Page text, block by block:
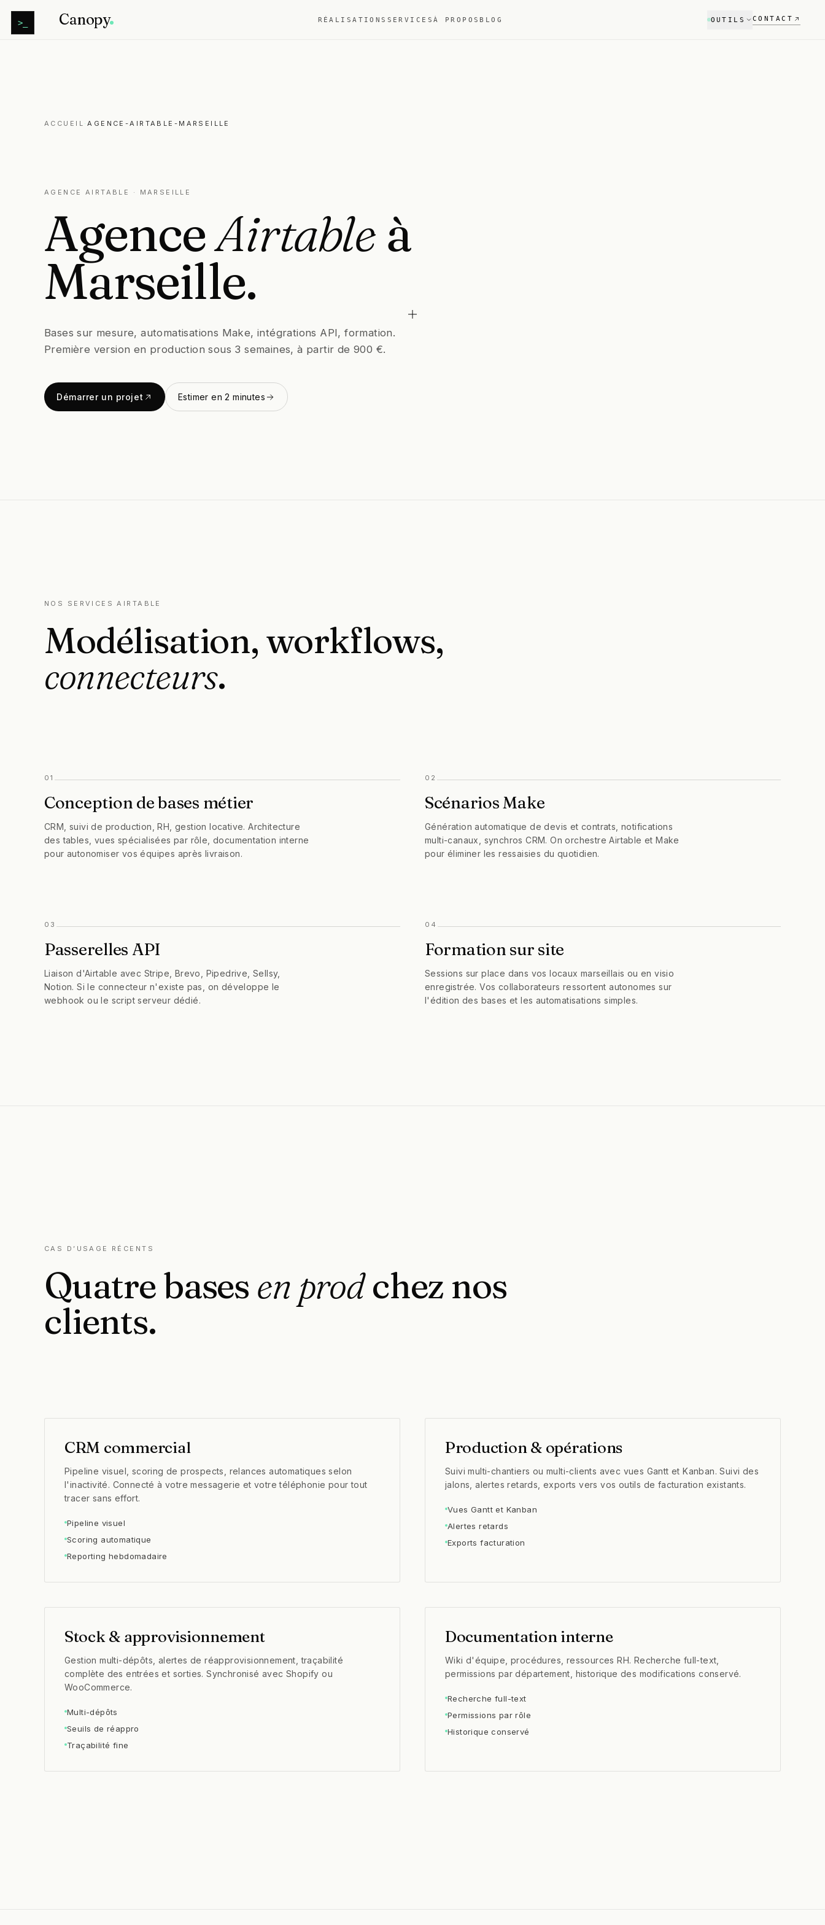
>_ Canopy RÉALISATIONS SERVICES À PROPOS BLOG OUTILS CONTACT
ACCUEIL ·AGENCE-AIRTABLE-MARSEILLE
AGENCE AIRTABLE · MARSEILLE
AgenceAirtable à
Marseille.
Bases sur mesure, automatisations Make, intégrations API, formation.
Première version en production sous 3 semaines, à partir de 900 €.
Démarrer un projet Estimer en 2 minutes
NOS SERVICES AIRTABLE
Modélisation,workflows,
connecteurs.
01
Conception de bases métier
CRM, suivi de production, RH, gestion locative. Architecture
des tables, vues spécialisées par rôle, documentation interne
pour autonomiser vos équipes après livraison.
02
Scénarios Make
Génération automatique de devis et contrats, notifications
multi-canaux, synchros CRM. On orchestre Airtable et Make
pour éliminer les ressaisies du quotidien.
03
Passerelles API
Liaison d'Airtable avec Stripe, Brevo, Pipedrive, Sellsy,
Notion. Si le connecteur n'existe pas, on développe le
webhook ou le script serveur dédié.
04
Formation sur site
Sessions sur place dans vos locaux marseillais ou en visio
enregistrée. Vos collaborateurs ressortent autonomes sur
l'édition des bases et les automatisations simples.
CAS D’USAGE RÉCENTS
Quatrebases en prodchez nos
clients.
CRM commercial
Pipeline visuel, scoring de prospects, relances automatiques selon
l'inactivité. Connecté à votre messagerie et votre téléphonie pour tout
tracer sans effort.
Pipeline visuel
Scoring automatique
Reporting hebdomadaire
Production & opérations
Suivi multi-chantiers ou multi-clients avec vues Gantt et Kanban. Suivi des
jalons, alertes retards, exports vers vos outils de facturation existants.
Vues Gantt et Kanban
Alertes retards
Exports facturation
Stock & approvisionnement
Gestion multi-dépôts, alertes de réapprovisionnement, traçabilité
complète des entrées et sorties. Synchronisé avec Shopify ou
WooCommerce.
Multi-dépôts
Seuils de réappro
Traçabilité fine
Documentation interne
Wiki d'équipe, procédures, ressources RH. Recherche full-text,
permissions par département, historique des modifications conservé.
Recherche full-text
Permissions par rôle
Historique conservé